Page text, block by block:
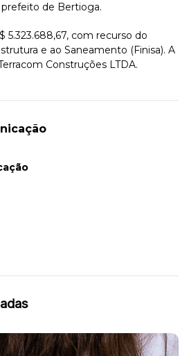
de Bertioga.
com recurso do
e ao Saneamento (Finisa). A
Construções LTDA.